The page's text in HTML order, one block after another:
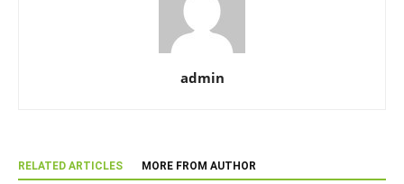
admin
RELATED ARTICLES MORE FROM AUTHOR